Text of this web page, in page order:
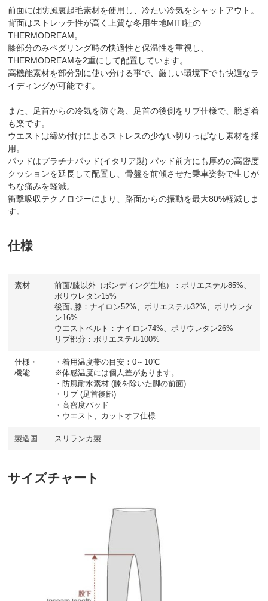
前面には防風裏起毛素材を使用し、冷たい冷気をシャットアウト。
背面はストレッチ性が高く上質な冬用生地MITI社の
THERMODREAM。
膝部分のみペダリング時の快適性と保温性を重視し、
THERMODREAMを2重にして配置しています。
高機能素材を部分別に使い分ける事で、厳しい環境下でも快適なラ
イディングが可能です。
また、足首からの冷気を防ぐ為、足首の後側をリブ仕様で、脱ぎ着
も楽です。
ウエストは締め付けによるストレスの少ない切りっぱなし素材を採
用。
パッドはプラチナパッド(イタリア製) パッド前方にも厚めの高密度
クッションを延長して配置し、骨盤を前傾させた乗車姿勢で生じが
ちな痛みを軽減。
衝撃吸収テクノロジーにより、路面からの振動を最大80%軽減しま
す。
仕様
素材
前面/膝以外（ボンディング生地）：ポリエステル85%、
ポリウレタン15%
後面､膝：ナイロン52%、ポリエステル32%、ポリウレタ
ン16%
ウエストベルト：ナイロン74%、ポリウレタン26%
リブ部分：ポリエステル100%
仕様・
機能
・着用温度帯の目安：0～10℃
※体感温度には個人差があります。
・防風耐水素材 (膝を除いた脚の前面)
・リブ (足首後部)
・高密度パッド
・ウエスト、カットオフ仕様
製造国 スリランカ製
サイズチャート